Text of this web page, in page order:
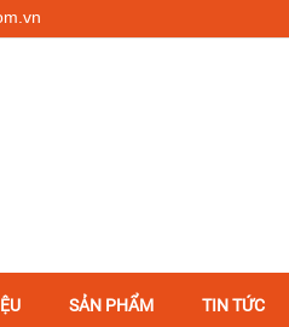
SẢN PHẨM TIN TỨC